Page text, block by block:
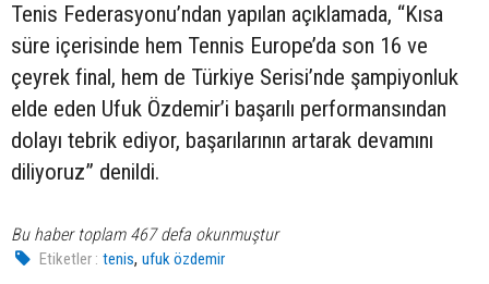
Tenis Federasyonu’ndan yapılan açıklamada, “Kısa
süre içerisinde hem Tennis Europe’da son 16 ve
çeyrek final, hem de Türkiye Serisi’nde şampiyonluk
elde eden Ufuk Özdemir’i başarılı performansından
dolayı tebrik ediyor, başarılarının artarak devamını
diliyoruz” denildi.
Bu haber toplam 467 defa okunmuştur
Etiketler : tenis,ufuk özdemir